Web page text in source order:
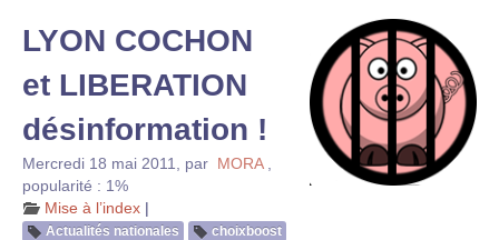
LYON COCHON
et LIBERATION
désinformation !
Mercredi 18 mai 2011 par MORA
popularité : 1%
Mise à l’index |
Actualités nationales
choixboost